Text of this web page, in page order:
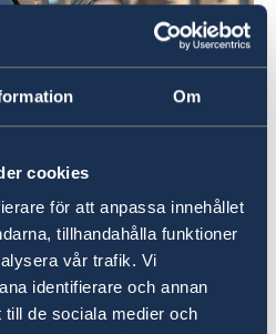
Om
cookies
för att anpassa innehållet
tillhandahålla funktioner
vår trafik. Vi
identifierare och annan
till de sociala medier och